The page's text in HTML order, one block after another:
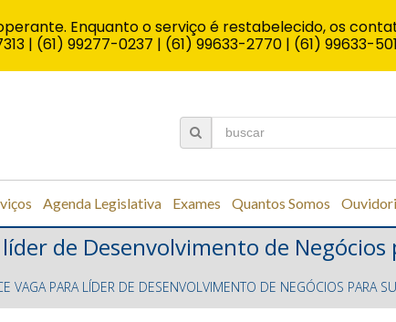
Agenda Legislativa Exames Quantos Somos
líder de Desenvolvimento de
VAGA PARA LÍDER DE DESENVOLVIMENTO DE NEGÓCIOS PARA
Enquanto o serviço é restabelecido, os
| (61) 99277-0237 | (61) 99633-2770 | (61) 99633-